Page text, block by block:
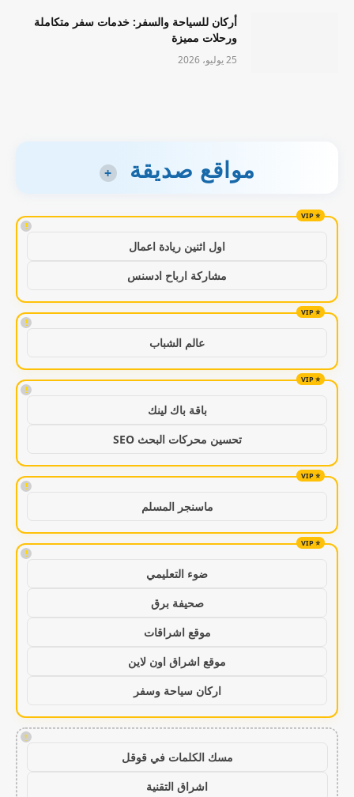
أركان للسياحة والسفر: خدمات سفر متكاملة
ورحلات مميزة
25 يوليو، 2026
مواقع صديقة +
!
اول اثنين ريادة اعمال
مشاركة ارباح ادسنس
!
عالم الشباب
!
باقة باك لينك
تحسين محركات البحث SEO
!
ماسنجر المسلم
!
ضوء التعليمي
صحيفة برق
موقع اشراقات
موقع اشراق اون لاين
اركان سياحة وسفر
!
مسك الكلمات في قوقل
اشراق التقنية